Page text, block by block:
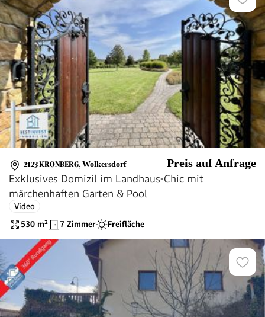
2123 KRONBERG, Wolkersdorf Preis auf Anfrage
Exklusives Domizil im Landhaus-Chic mit
märchenhaften Garten & Pool
Video
530 m² 7 Zimmer Freifläche